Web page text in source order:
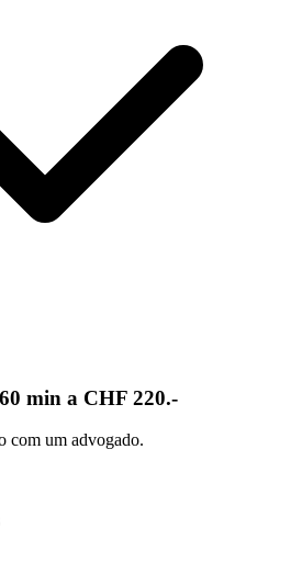
min a CHF 220.-
com um advogado.